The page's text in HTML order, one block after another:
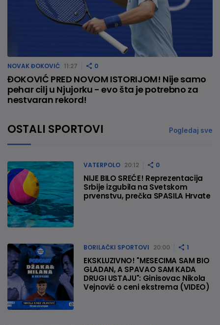
NOVAK ĐOKOVIĆ 11:27 0
ĐOKOVIĆ PRED NOVOM ISTORIJOM! Nije samo
pehar cilj u Njujorku - evo šta je potrebno za
nestvaran rekord!
OSTALI SPORTOVI Pogledaj sve
VATERPOLO 20:12 0
NIJE BILO SREĆE! Reprezentacija
Srbije izgubila na Svetskom
prvenstvu, prečka SPASILA Hrvate
BORILAČKI SPORTOVI 20:00 1
EKSKLUZIVNO! "MESECIMA SAM BIO
GLADAN, A SPAVAO SAM KADA
DRUGI USTAJU": Ginisovac Nikola
Vejnović o ceni ekstrema (VIDEO)